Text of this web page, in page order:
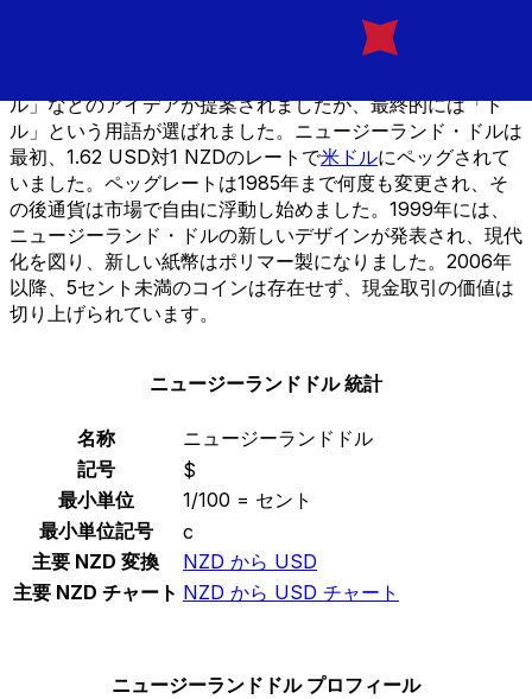
が、1967年まで実施されませんでした。この年、ニュージ
ーランド・ドルがニュージーランド・ポンドに取って代わり
ル」などのアイデアが提案されましたが、最終的には「ド
ル」という用語が選ばれました。ニュージーランド・ドルは
最初、1.62 USD対1 NZDのレートで米ドルにペッグされて
いました。ペッグレートは1985年まで何度も変更され、そ
の後通貨は市場で自由に浮動し始めました。1999年には、
ニュージーランド・ドルの新しいデザインが発表され、現代
化を図り、新しい紙幣はポリマー製になりました。2006年
以降、5セント未満のコインは存在せず、現金取引の価値は
切り上げられています。
ニュージーランドドル 統計
名称
ニュージーランドドル
記号
$
最小単位
1/100 = セント
最小単位記号
c
主要 NZD 変換
NZD から USD
主要 NZD チャート NZD から USD チャート
ニュージーランドドル プロフィール